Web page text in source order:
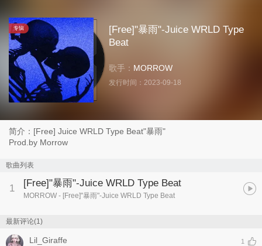
专辑
[Free]"暴雨"-Juice WRLD Type
Beat
歌手： MORROW
发行时间： 2023-09-18
简介：[Free] Juice WRLD Type Beat"暴雨"
Prod.by Morrow
歌曲列表
1 [Free]"暴雨"-Juice WRLD Type Beat
MORROW - [Free]"暴雨"-Juice WRLD Type Beat
最新评论(1)
Lil_Giraffe 1